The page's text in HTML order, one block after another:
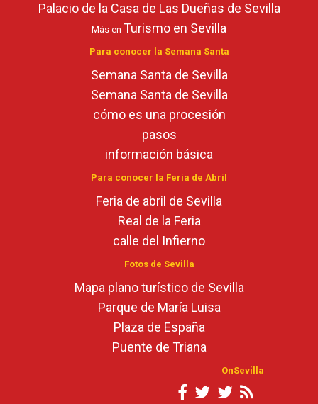
Palacio de la Casa de Las Dueñas de Sevilla
Más en Turismo en Sevilla
Para conocer la Semana Santa
Semana Santa de Sevilla
Semana Santa de Sevilla
cómo es una procesión
pasos
información básica
Para conocer la Feria de Abril
Feria de abril de Sevilla
Real de la Feria
calle del Infierno
Fotos de Sevilla
Mapa plano turístico de Sevilla
Parque de María Luisa
Plaza de España
Puente de Triana
OnSevilla